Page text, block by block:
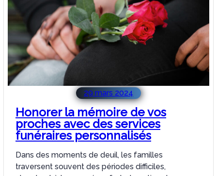
29 mars 2024
Honorer la mémoire de vos
proches avec des services
funéraires personnalisés
Dans des moments de deuil, les familles
traversent souvent des périodes difficiles,